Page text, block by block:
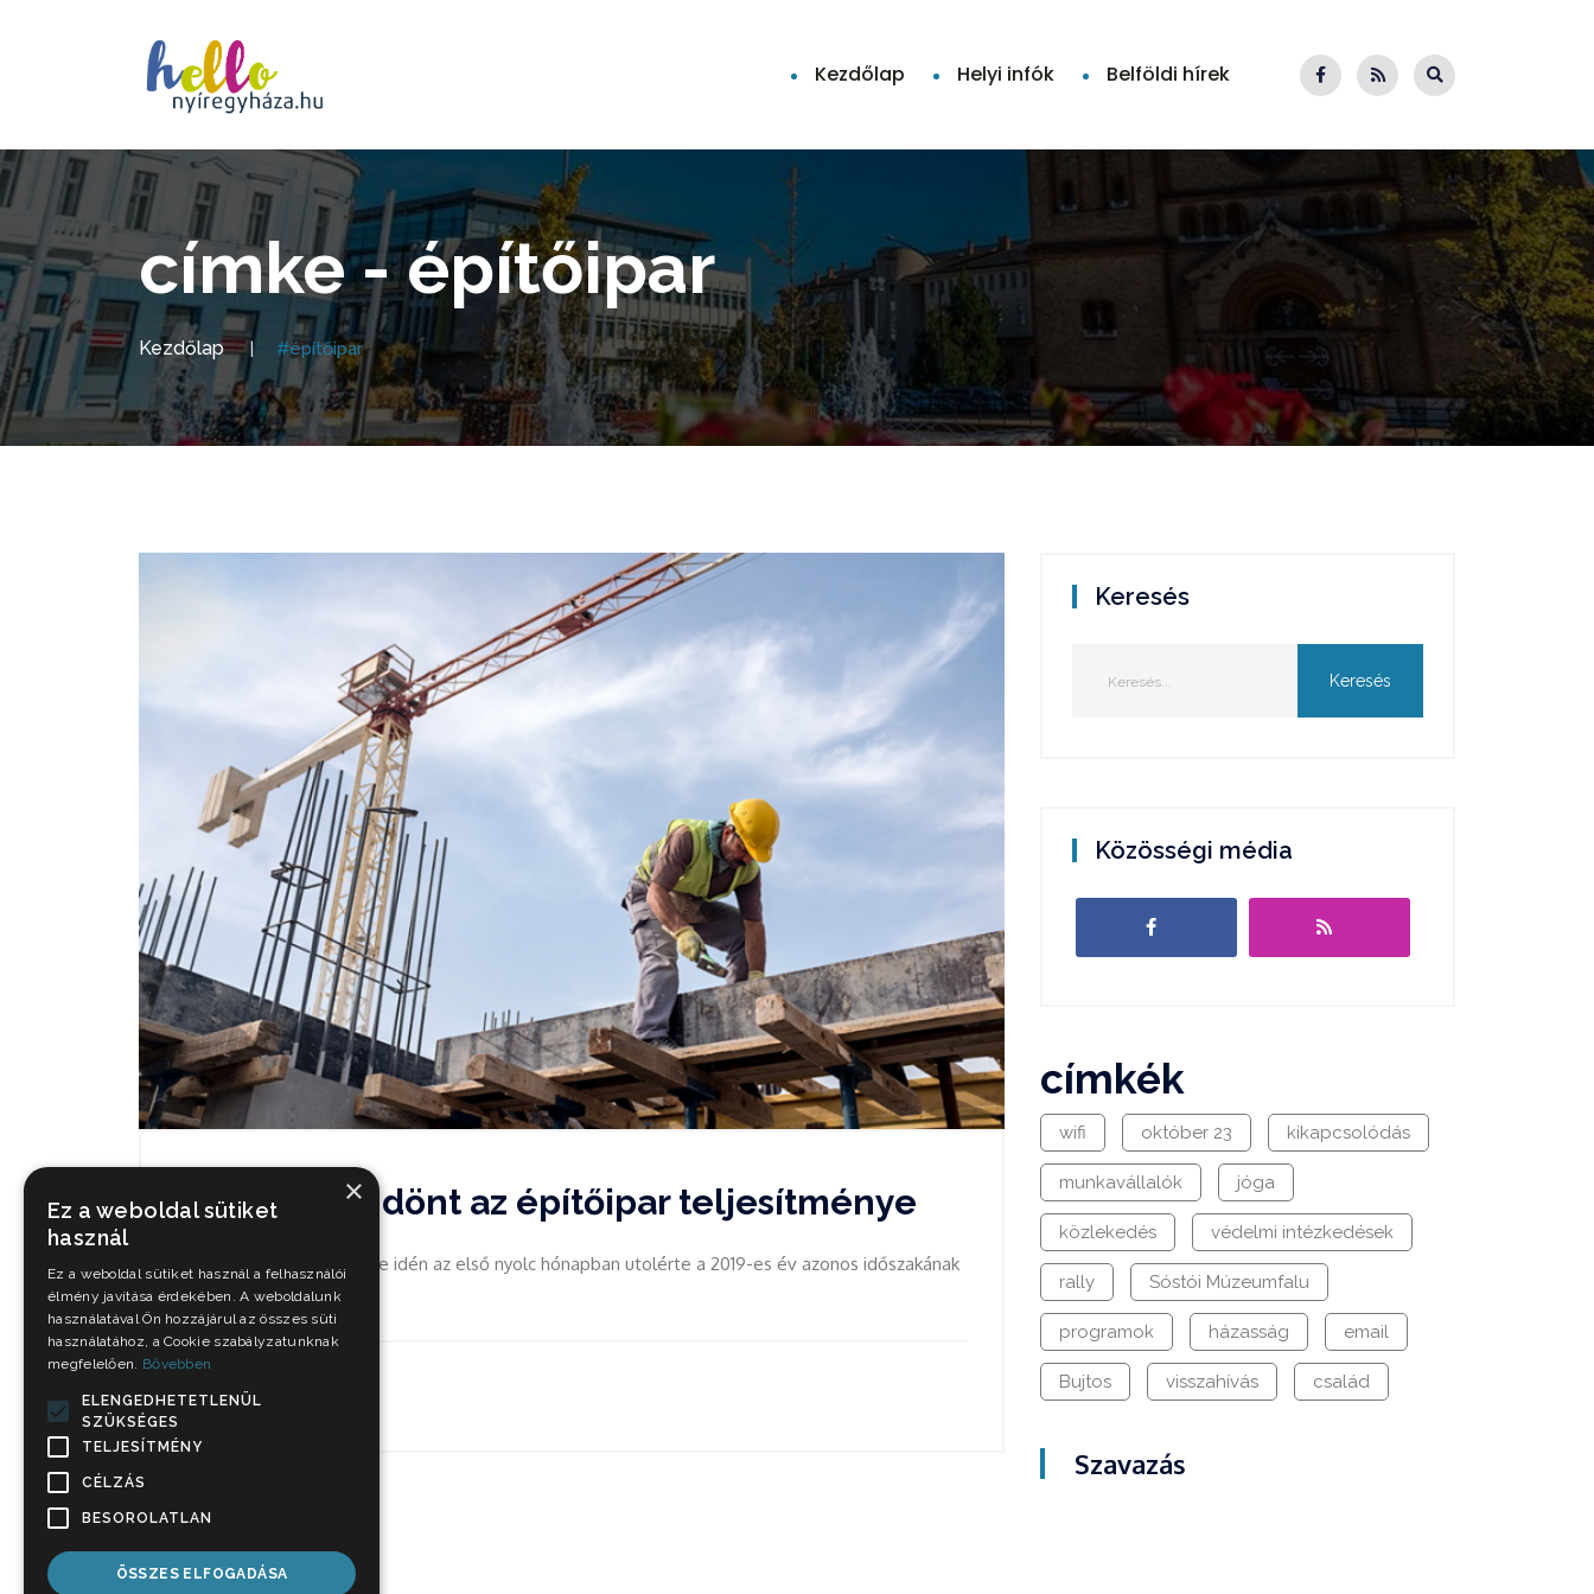
Kezdőlap Helyi infók Belföldi hírek
címke - építőipar
Kezdőlap #építőipar
Rekordokat dönt az építőipar teljesítménye
Az építőipar teljesítménye idén az első nyolc hónapban utolérte a 2019-es év azonos időszakának
szintjét.
Nov 3, 2021
Keresés
Közösségi média
címkék
wifi október 23 kikapcsolódás
munkavállalók jóga
közlekedés védelmi intézkedések
rally Sóstói Múzeumfalu
programok házasság email
Bujtos visszahívás család
Szavazás
×
Ez a weboldal sütiket
használ
Ez a weboldal sütiket használ a felhasználói
élmény javítása érdekében. A weboldalunk
használatával Ön hozzájárul az összes süti
használatához, a Cookie szabályzatunknak
megfelelően. Bővebben
ELENGEDHETETLENÜL
SZÜKSÉGES
TELJESÍTMÉNY
CÉLZÁS
BESOROLATLAN
ÖSSZES ELFOGADÁSA